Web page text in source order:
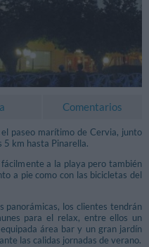
Comentarios
paseo marítimo de Cervia, junto
5 km hasta Pinarella.
a la playa pero también
a pie como con las bicicletas del
panorámicas, los clientes tendrán
para el relax, entre ellos un
área bar y un gran jardín
las calidas jornadas de verano.